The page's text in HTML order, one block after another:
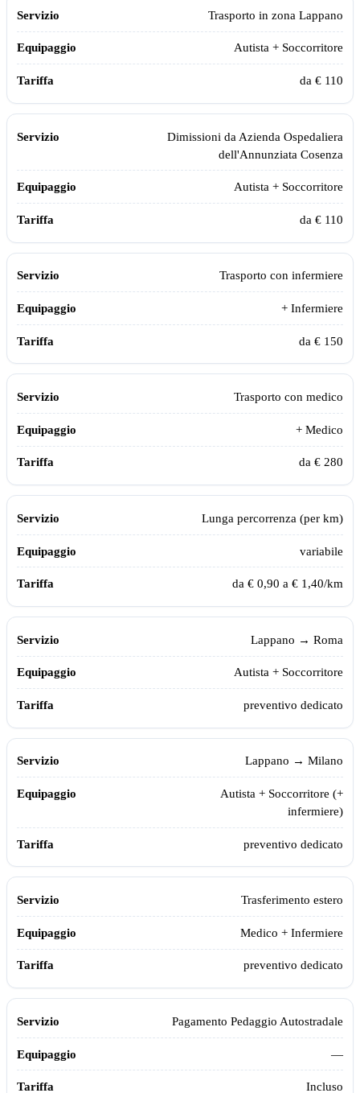
Servizio
Trasporto in zona Lappano
Autista + Soccorritore
da € 110
Dimissioni da Azienda Ospedaliera
dell'Annunziata Cosenza
Autista + Soccorritore
da € 110
Trasporto con infermiere
+ Infermiere
da € 150
Trasporto con medico
+ Medico
da € 280
Lunga percorrenza (per km)
variabile
da € 0,90 a € 1,40/km
Lappano → Roma
Autista + Soccorritore
preventivo dedicato
Lappano → Milano
Autista + Soccorritore (+
infermiere)
preventivo dedicato
Trasferimento estero
Medico + Infermiere
preventivo dedicato
Pagamento Pedaggio Autostradale
—
Incluso